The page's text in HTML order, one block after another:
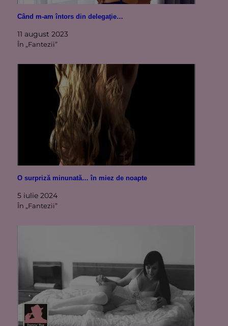
Când m-am întors din delegaţie…
11 august 2023
În „Fantezii”
O surpriză minunată… în miez de noapte
5 iulie 2024
În „Fantezii”